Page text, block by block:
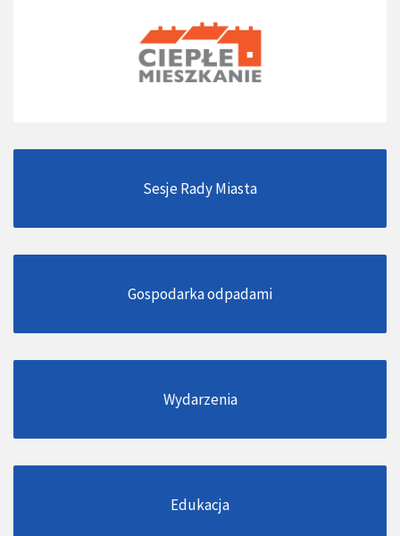
Sesje Rady Miasta
Gospodarka odpadami
Wydarzenia
Edukacja